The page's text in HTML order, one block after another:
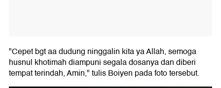
"Cepet bgt aa dudung ninggalin kita ya Allah, semoga
husnul khotimah diampuni segala dosanya dan diberi
tempat terindah, Amin," tulis Boiyen pada foto tersebut.